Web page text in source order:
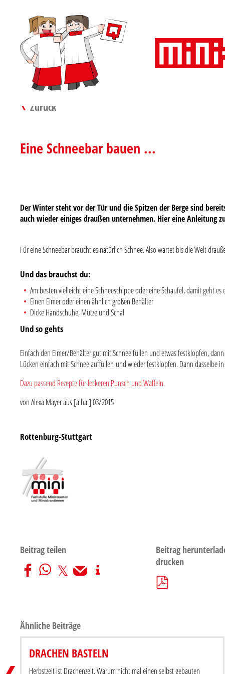
Zurück
Eine Schneebar bauen ...
Der Winter steht vor der Tür und die Spitzen der Berge sind
auch wieder einiges draußen unternehmen. Hier eine Anleitung
Für eine Schneebar braucht es natürlich Schnee. Also wartet bis die Welt
Und das brauchst du:
Am besten vielleicht eine Schneeschippe oder eine Schaufel, damit geht
Einen Eimer oder einen ähnlich großen Behälter
Dicke Handschuhe, Mütze und Schal
Und so gehts
Einfach den Eimer/Behälter gut mit Schnee füllen und etwas festklopfen,
Lücken einfach mit Schnee auffüllen und wieder festklopfen. Dann dasselbe
Dazu passend Rezepte für leckeren Punsch und Waffeln.
von Alexa Mayer aus [a'ha:] 03/2015
Rottenburg-Stuttgart
Beitrag teilen
Beitrag
drucken
Ähnliche Beiträge
GOTT, WEIHRAUCH, WASSERSCHLACHT
DRACHEN BASTELN
Herbstzeit ist Drachenzeit. Warum nicht mal einen selbst gebauten